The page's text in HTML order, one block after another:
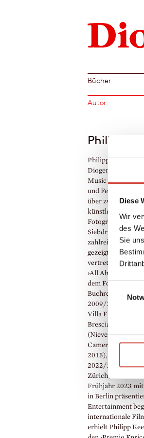
Diese
Wir
des
Sie
Bücher
Autor
Philipp Keel
Philipp Keel ist
Diogenes. Er
Music in Boston
und Fernsehen in
über zwanzig
künstlerischen
Fotografien,
Siebdrucke und
zahlreichen
gezeigt und sind
vertreten. Mit den
›All About Us‹
dem Fotoband
Buchreihe ›Keel’s
2009/2011)
Villa Flor in S-
Brescia stellten
(Nieves, 2014)
Camera Work in
2015), ›Last
2022/23 mit ›In
Zürich gezeigt.
Frühjahr 2023 mit
in Berlin
Entertainment
internationale
erhielt Philipp